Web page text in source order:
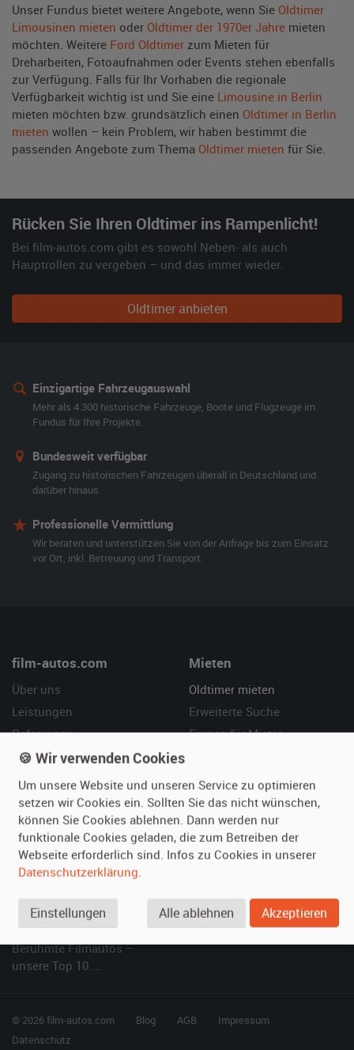
Unser Fundus bietet weitere Angebote, wenn Sie Oldtimer
Limousinen mieten oder Oldtimer der 1970er Jahre mieten
möchten. Weitere Ford Oldtimer zum Mieten für
Dreharbeiten, Fotoaufnahmen oder Events stehen ebenfalls
zur Verfügung. Falls für Ihr Vorhaben die regionale
Verfügbarkeit wichtig ist und Sie eine Limousine in Berlin
mieten möchten bzw. grundsätzlich einen Oldtimer in Berlin
mieten wollen – kein Problem, wir haben bestimmt die
passenden Angebote zum Thema Oldtimer mieten für Sie.
Rücken Sie Ihren Oldtimer ins Rampenlicht!
Bei film-autos.com gibt es sowohl Neben- als auch
Hauptrollen zu vergeben – und das immer wieder.
Oldtimer anbieten
Einzigartige Fahrzeugauswahl
Mehr als 4.300 historische Fahrzeuge, Boote und Flugzeuge im
Fundus für Ihre Projekte.
Bundesweit verfügbar
Zugang zu historischen Fahrzeugen überall in Deutschland und
darüber hinaus.
Professionelle Vermittlung
Wir beraten und unterstützen Sie von der Anfrage bis zum Einsatz
vor Ort, inkl. Betreuung und Transport.
film-autos.com
Über uns
Leistungen
Referenzen
Kundenmeinungen
Mieten
Oldtimer mieten
Erweiterte Suche
Fragen für Mieter
Vermieten
Oldtimer anmelden
Fotos senden
Fragen für Vermieter
Hilfe
Häufige Fragen (FAQ)
So funktioniert's
SPECIAL
Berühmte Filmautos –
unsere Top 10 ...
© 2026 film-autos.com Blog AGB
Impressum
Datenschutz
🍪 Wir verwenden Cookies
Um unsere Website und unseren Service zu optimieren
setzen wir Cookies ein. Sollten Sie das nicht wünschen,
können Sie Cookies ablehnen. Dann werden nur
funktionale Cookies geladen, die zum Betreiben der
Webseite erforderlich sind. Infos zu Cookies in unserer
Datenschutzerklärung.
Einstellungen Alle ablehnen Akzeptieren